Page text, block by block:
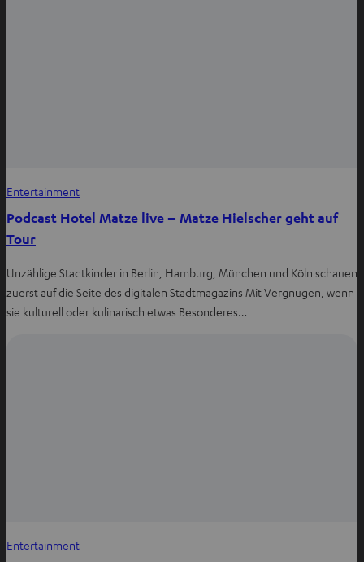
Entertainment
Podcast Hotel Matze live – Matze Hielscher geht auf
Tour
Unzählige Stadtkinder in Berlin, Hamburg, München und Köln schauen
zuerst auf die Seite des digitalen Stadtmagazins Mit Vergnügen, wenn
sie kulturell oder kulinarisch etwas Besonderes…
Entertainment